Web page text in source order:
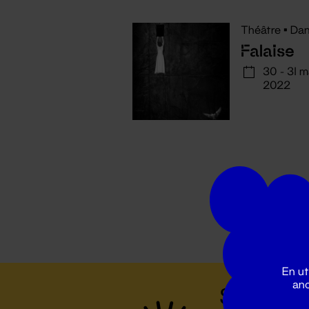
Théâtre •
Falaise
30 - 31
2022
Suivez
En